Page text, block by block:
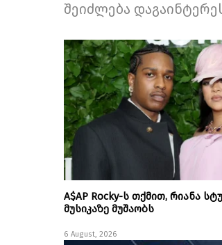
შეიძლება
A$AP Rocky-ს თქმით, რიანა
მუსიკაზე მუშაობს
6 August, 2026